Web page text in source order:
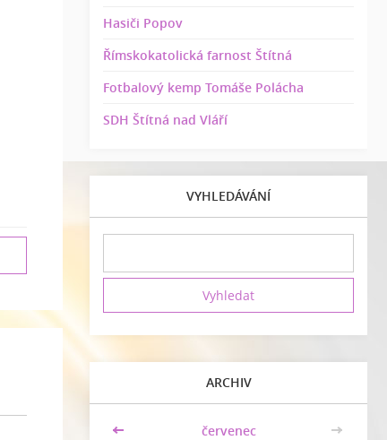
Hasiči Popov
Římskokatolická farnost Štítná
Fotbalový kemp Tomáše Polácha
SDH Štítná nad Vláří
VYHLEDÁVÁNÍ
ARCHIV
<< červenec
>>